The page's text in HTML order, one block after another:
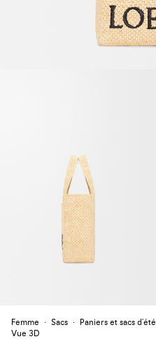
Femme Sacs
Paniers et sacs d'été
Vue 3D